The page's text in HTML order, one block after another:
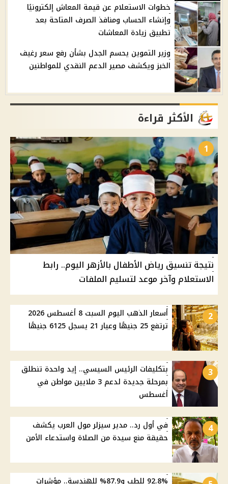
خطوات الاستعلام عن قيمة المعاش إلكترونيًا
وإنشاء الحساب ومنافذ الصرف المتاحة بعد
تطبيق زيادة المعاشات
وزير التموين يحسم الجدل بشأن رفع سعر رغيف
الخبز ويكشف مصير الدعم النقدي للمواطنين
الأكثر قراءة
1
نتيجة تنسيق رياض الأطفال بالأزهر اليوم.. رابط
الاستعلام وآخر موعد لتسليم الملفات
2
أسعار الذهب اليوم السبت 8 أغسطس 2026
ترتفع 25 جنيهًا وعيار 21 يسجل 6125 جنيهًا
3
بتكليفات الرئيس السيسي.. إيد واحدة تنطلق
بمرحلة جديدة لدعم 3 ملايين مواطن في
أغسطس
4
في أول رد.. مدير سيزلر مول العرب يكشف
حقيقة منع سيدة من الصلاة واستدعاء الأمن
92.8% للطب و87.9% للهندسة.. مؤشرات